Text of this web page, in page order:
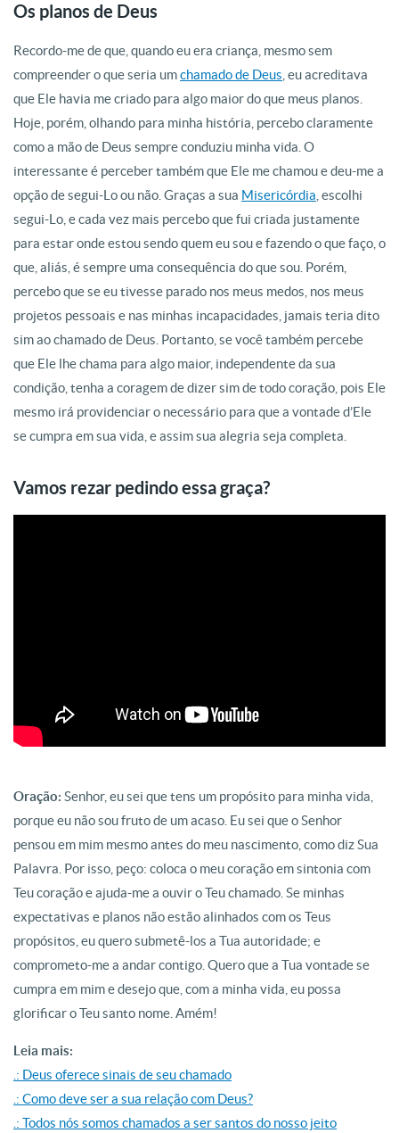
Os planos de Deus
Recordo-me de que, quando eu era criança, mesmo sem
compreender o que seria umchamado de Deus , eu acreditava
que Ele havia me criado para algo maior do que meus planos.
Hoje, porém, olhando para minha história, percebo claramente
como a mão de Deus sempre conduziu minha vida. O
interessante é perceber também que Ele me chamou e deu-me a
opção de segui-Lo ou não. Graças a sua Misericórdia , escolhi
segui-Lo, e cada vez mais percebo que fui criada justamente
para estar onde estou sendo quem eu sou e fazendo o que faço, o
que, aliás, é sempre uma consequência do que sou. Porém,
percebo que se eu tivesse parado nos meus medos, nos meus
projetos pessoais e nas minhas incapacidades, jamais teria dito
sim ao chamado de Deus. Portanto, se você também percebe
que Ele lhe chama para algo maior, independente da sua
condição, tenha a coragem de dizer sim de todo coração, pois Ele
mesmo irá providenciar o necessário para que a vontade d’Ele
se cumpra em sua vida, e assim sua alegria seja completa.
Vamos rezar pedindo essa graça?
Oração: Senhor, eu sei que tens um propósito para minha vida,
porque eu não sou fruto de um acaso. Eu sei que o Senhor
pensou em mim mesmo antes do meu nascimento, como diz Sua
Palavra. Por isso, peço: coloca o meu coração em sintonia com
Teu coração e ajuda-me a ouvir o Teu chamado. Se minhas
expectativas e planos não estão alinhados com os Teus
propósitos, eu quero submetê-los a Tua autoridade; e
comprometo-me a andar contigo. Quero que a Tua vontade se
cumpra em mim e desejo que, com a minha vida, eu possa
glorificar o Teu santo nome. Amém!
Leia mais:
.: Deus oferece sinais de seu chamado
.: Como deve ser a sua relação com Deus?
.: Todos nós somos chamados a ser santos do nosso jeito